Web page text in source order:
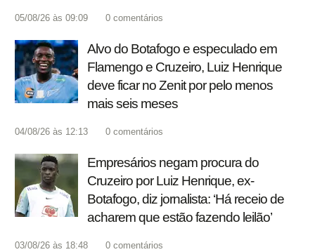
05/08/26 às 09:09 0 comentários
Alvo do Botafogo e especulado em
Flamengo e Cruzeiro, Luiz Henrique
deve ficar no Zenit por pelo menos
mais seis meses
04/08/26 às 12:13 0 comentários
Empresários negam procura do
Cruzeiro por Luiz Henrique, ex-
Botafogo, diz jornalista: ‘Há receio de
acharem que estão fazendo leilão’
03/08/26 às 18:48 0 comentários